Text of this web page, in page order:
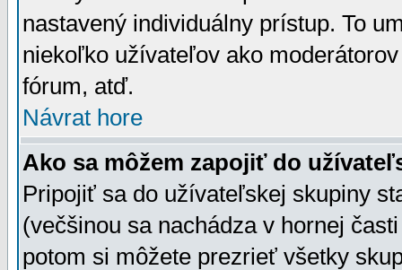
nastavený individuálny prístup. To
niekoľko užívateľov ako
fórum, atď.
Návrat hore
Ako sa môžem zapojiť do
Pripojiť sa do užívateľskej skupiny
(večšinou sa nachádza v hornej
potom si môžete prezrieť všetky